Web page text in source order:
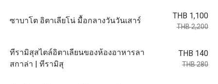
ซาบาโต อิตาเลียโน่ มื้อกลางวันวันเสาร์
THB 1,100
THB 2,200
ทีรามิสุสไตล์อิตาเลียนของห้องอาหารลา
สกาล่า | ทีรามิสุ
THB 140
THB 280